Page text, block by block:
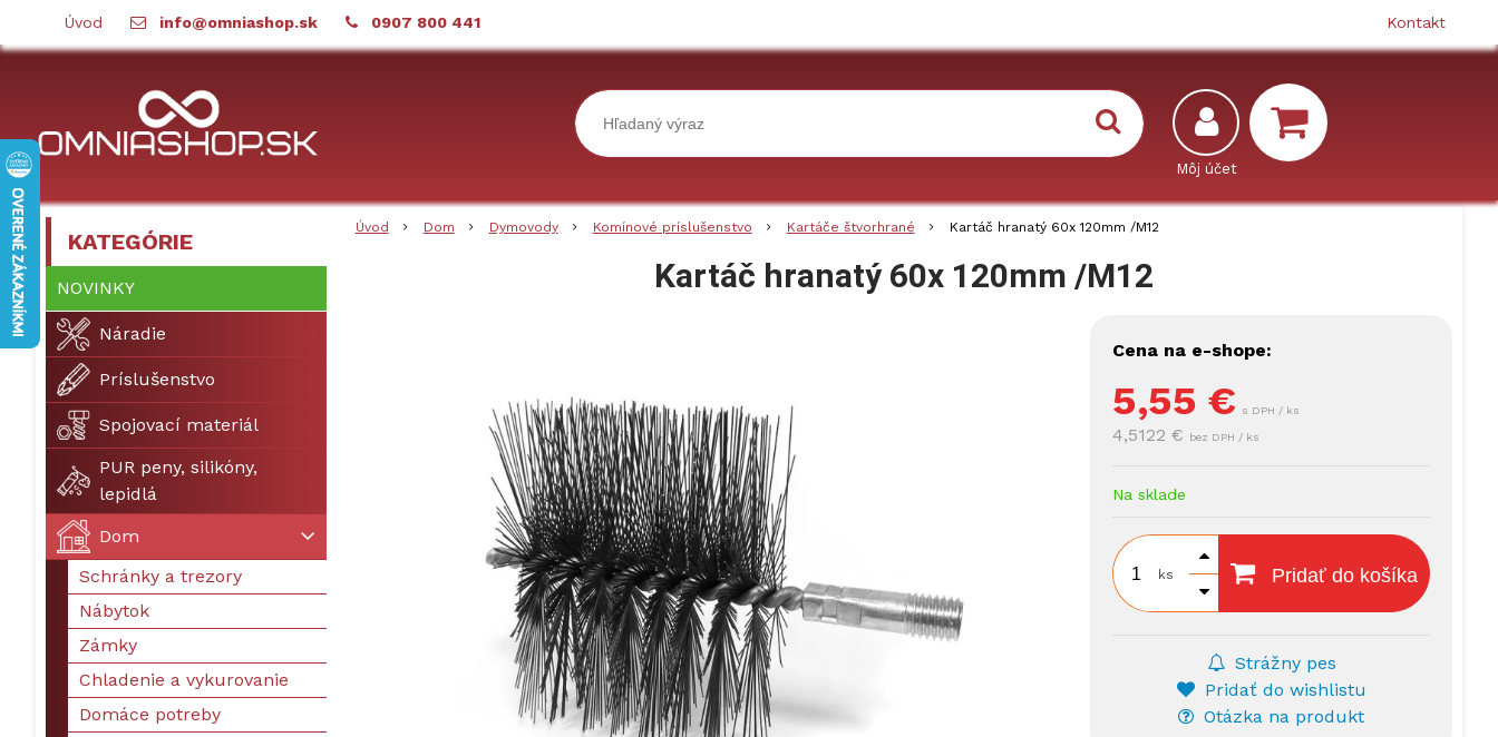
Úvod info@omniashop.sk 0907 800 441 Kontakt
Úvod Dom Dymovody Komínové príslušenstvo Kartáče štvorhrané Kartáč hranatý 60x 120mm /M12
Kartáč hranatý 60x 120mm /M12
Cena na e-shope:
5,55 € s DPH / ks
4,5122 € bez DPH / ks
Na sklade
ks Pridať do košíka
Strážny pes
Pridať do wishlistu
Otázka na produkt
KATEGÓRIE
NOVINKY
Náradie
Príslušenstvo
Spojovací materiál
PUR peny, silikóny,
lepidlá
Dom
Schránky a trezory
Nábytok
Zámky
Chladenie a vykurovanie
Domáce potreby